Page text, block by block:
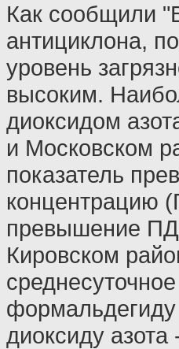
Как сообщили
антициклона,
уровень
высоким.
диоксидом
и Московском
показатель
концентрацию
превышение
Кировском
формальдегиду
диоксиду азота